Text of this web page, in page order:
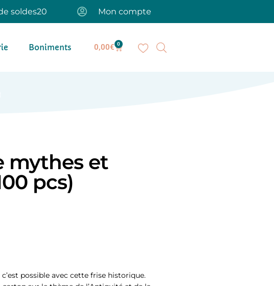
soldes20 Mon compte
Boniments 0,00€ 0
mythes et
pcs)
possible avec cette frise historique.